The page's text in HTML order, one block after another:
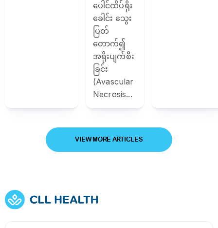
ပေါင်ထိပ်ရိုး
ခေါင်း သွေး
ပြတ်
တောက်၍
အရိုးပျက်စီး
ခြင်း
(Avascular
Necrosis...
VIEW MORE ARTICLES